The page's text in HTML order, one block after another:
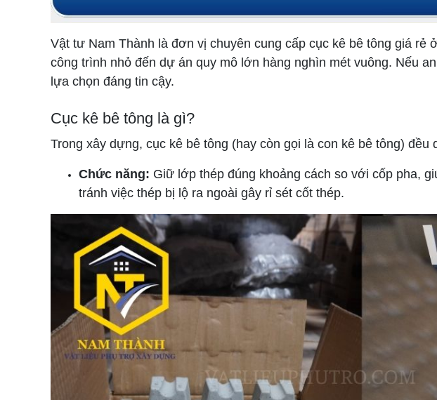
Vật tư Nam Thành là đơn vị chuyên cung cấp cục kê bê tông giá
công trình nhỏ đến dự án quy mô lớn hàng nghìn mét vuông. Nếu
lựa chọn đáng tin cậy.
Cục kê bê tông là gì?
Trong xây dựng, cục kê bê tông (hay còn gọi là con kê bê tông) đều
Chức năng: Giữ lớp thép đúng khoảng cách so với cốp pha,
tránh việc thép bị lộ ra ngoài gây rỉ sét cốt thép.